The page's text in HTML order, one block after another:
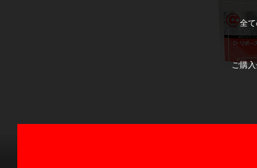
全
ご購